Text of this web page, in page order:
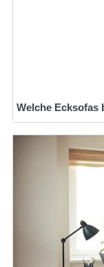
Welche Ecksofas